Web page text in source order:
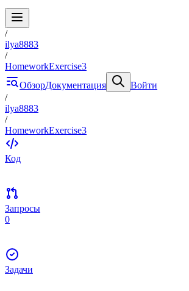
/
ilya8883
/
HomeworkExercise3
ОбзорДокументация
Войти
/
ilya8883
/
HomeworkExercise3
Код
Запросы
0
Задачи